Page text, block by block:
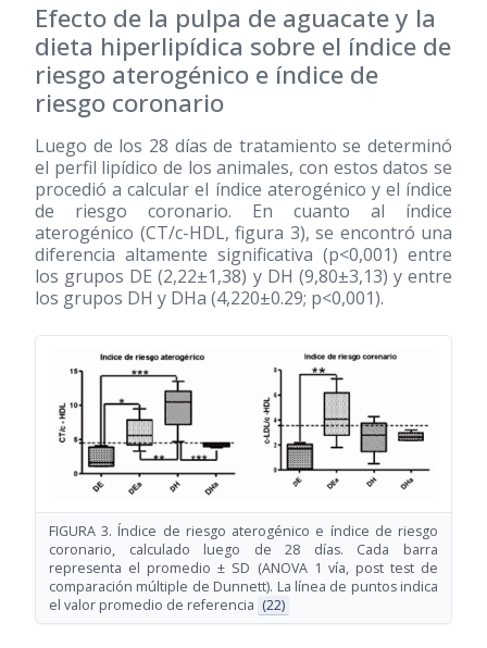
Efecto de la pulpa de aguacate y la
dieta hiperlipídica sobre el índice de
riesgo aterogénico e índice de
riesgo coronario
Luego de los 28 días de tratamiento se determinó
el perfil lipídico de los animales, con estos datos se
procedió a calcular el índice aterogénico y el índice
de riesgo coronario. En cuanto al índice
aterogénico (CT/c-HDL, figura 3), se encontró una
diferencia altamente significativa (p<0,001) entre
los grupos DE (2,22±1,38) y DH (9,80±3,13) y entre
los grupos DH y DHa (4,220±0.29; p<0,001).
FIGURA 3. Índice de riesgo aterogénico e índice de riesgo
coronario, calculado luego de 28 días. Cada barra
representa el promedio ± SD (ANOVA 1 vía, post test de
comparación múltiple de Dunnett). La línea de puntos indica
el valor promedio de referencia (22)